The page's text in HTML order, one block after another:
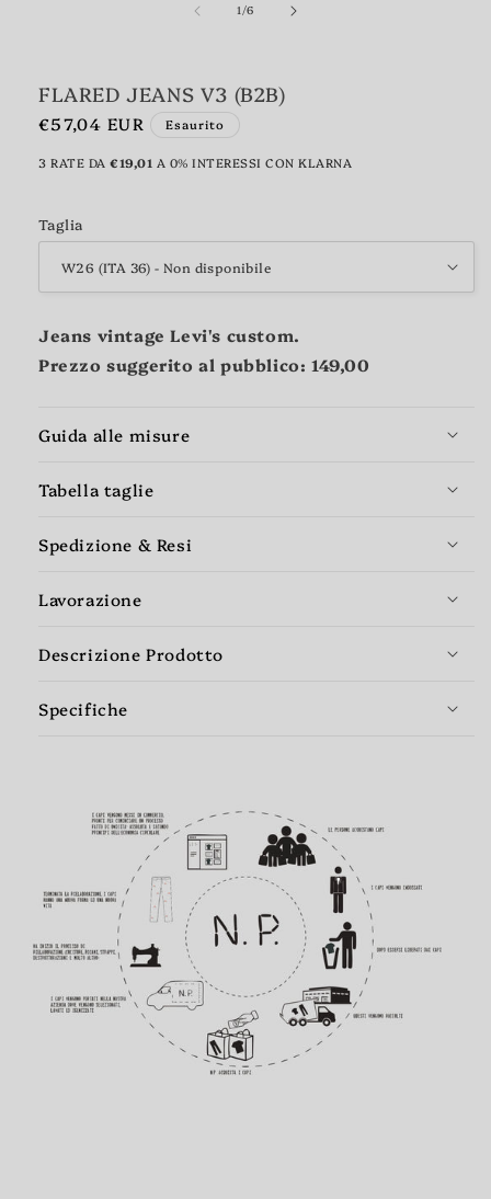
1/su
6
FLARED JEANS V3 (B2B)
Prezzo
listino
€57,04 EUR Esaurito
3 RATE DA €19,01 A 0% INTERESSI CON KLARNA
Taglia
Jeans vintage Levi's custom.
Prezzo suggerito al pubblico: 149,00
Guida alle misure
Tabella taglie
Spedizione & Resi
Lavorazione
Descrizione Prodotto
Specifiche